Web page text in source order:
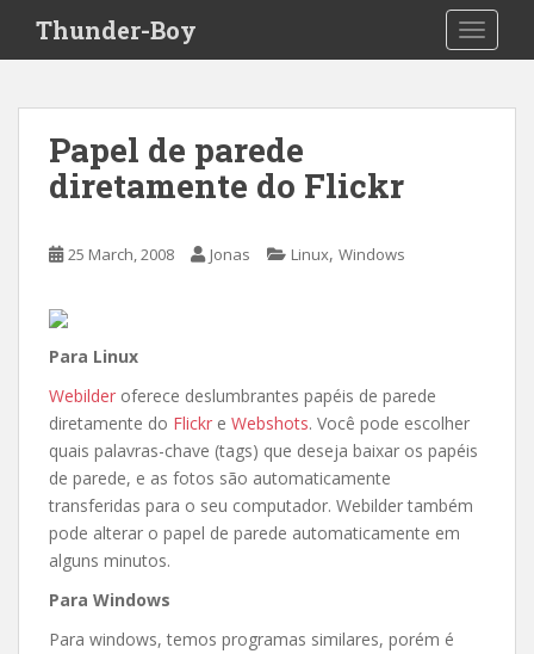
i
Thunder-Boy
Papel de parede
diretamente do Flickr
25 March, 2008 Jonas Linux, Windows
Para Linux
Webilder oferece deslumbrantes papéis de parede
diretamente do Flickr e Webshots. Você pode escolher
quais palavras-chave (tags) que deseja baixar os papéis
de parede, e as fotos são automaticamente
transferidas para o seu computador. Webilder também
pode alterar o papel de parede automaticamente em
alguns minutos.
Para Windows
Para windows, temos programas similares, porém é